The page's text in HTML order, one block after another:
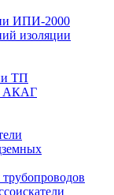
ИПИ-2000
изоляции
ТП
АКАГ
трубопроводов